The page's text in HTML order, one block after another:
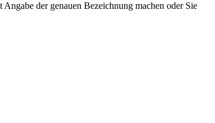
der genauen Bezeichnung machen oder Sie